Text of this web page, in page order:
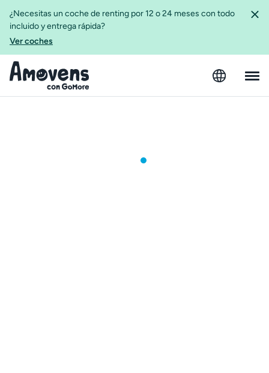
¿Necesitas un coche de renting por 12 o 24 meses con todo
incluido y entrega rápida?
Ver coches